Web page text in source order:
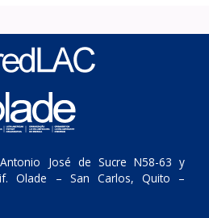
José de Sucre N58-63 y
Olade – San Carlos, Quito –